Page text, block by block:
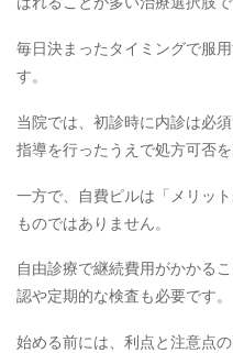
毎日決まったタイミングで服
す。
当院では、初診時に内診は必
指導を行ったうえで処方可否を
一方で、自費ピルは「メリッ
ものではありません。
自由診療で継続費用がかかる
認や定期的な検査も必要です。
始める前には、利点と注意点